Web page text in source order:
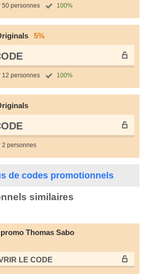
50 personnes 100%
5%
12 personnes 100%
2 personnes
de codes promotionnels
similaires
Thomas Sabo
LE СODE